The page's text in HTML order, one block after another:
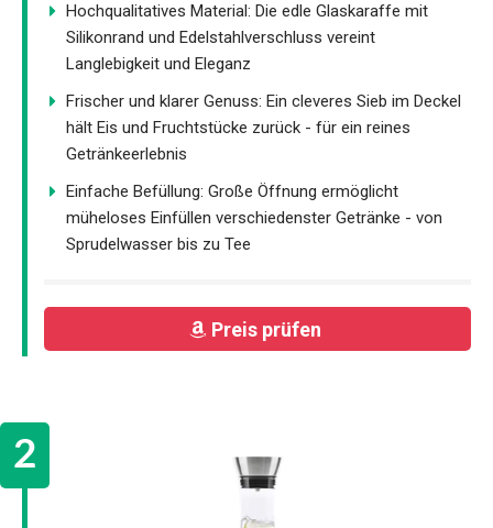
Hochqualitatives Material: Die edle Glaskaraffe mit
Silikonrand und Edelstahlverschluss vereint
Langlebigkeit und Eleganz
Frischer und klarer Genuss: Ein cleveres Sieb im Deckel
hält Eis und Fruchtstücke zurück - für ein reines
Getränkeerlebnis
Einfache Befüllung: Große Öffnung ermöglicht
müheloses Einfüllen verschiedenster Getränke - von
Sprudelwasser bis zu Tee
Preis prüfen